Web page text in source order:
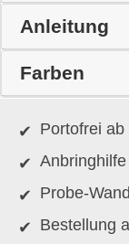
Anleitung
Farben
Portofrei
Probe-
Bestellung